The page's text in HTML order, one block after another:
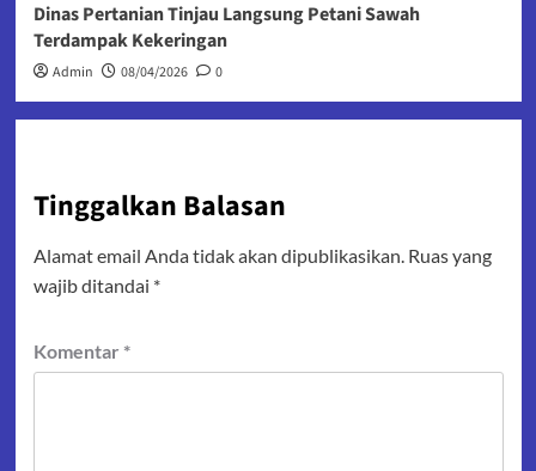
Dinas Pertanian Tinjau Langsung Petani Sawah
Terdampak Kekeringan
Admin 08/04/2026 0
Tinggalkan Balasan
Alamat email Anda tidak akan dipublikasikan. Ruas yang
wajib ditandai *
Komentar *